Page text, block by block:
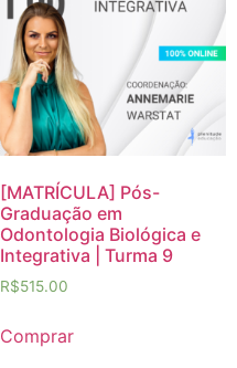
[MATRÍCULA] Pós-
Graduação em
Odontologia Biológica e
Integrativa | Turma 9
R$515.00
Comprar